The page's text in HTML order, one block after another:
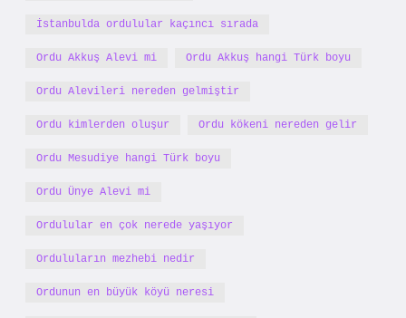
İstanbulda ordulular kaçıncı sırada
Ordu Akkuş Alevi mi Ordu Akkuş hangi Türk boyu
Ordu Alevileri nereden gelmiştir
Ordu kimlerden oluşur Ordu kökeni nereden gelir
Ordu Mesudiye hangi Türk boyu
Ordu Ünye Alevi mi
Ordulular en çok nerede yaşıyor
Orduluların mezhebi nedir
Ordunun en büyük köyü neresi